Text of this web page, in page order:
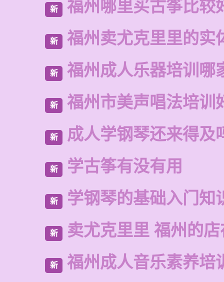
新 福州哪里买古筝比较
新 福州卖尤克里里的实
新 福州成人乐器培训哪
新 福州市美声唱法培训
新 成人学钢琴还来得及
新 学古筝有没有用
新 学钢琴的基础入门知
新 卖尤克里里 福州的
新 福州成人音乐素养培